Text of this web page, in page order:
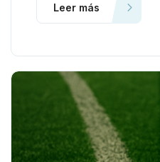
Leer más